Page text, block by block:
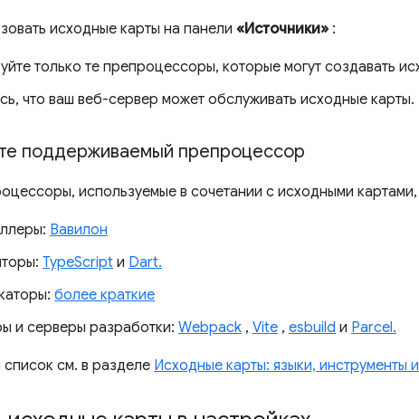
исходные карты на панели «Источники» :
только те препроцессоры, которые могут создавать
что ваш веб-сервер может обслуживать исходные карты.
поддерживаемый препроцессор
используемые в сочетании с исходными
Вавилон
TypeScript и Dart.
более краткие
и серверы разработки: Webpack , Vite , esbuild и Parcel.
см. в разделе Исходные карты: языки, инструменты